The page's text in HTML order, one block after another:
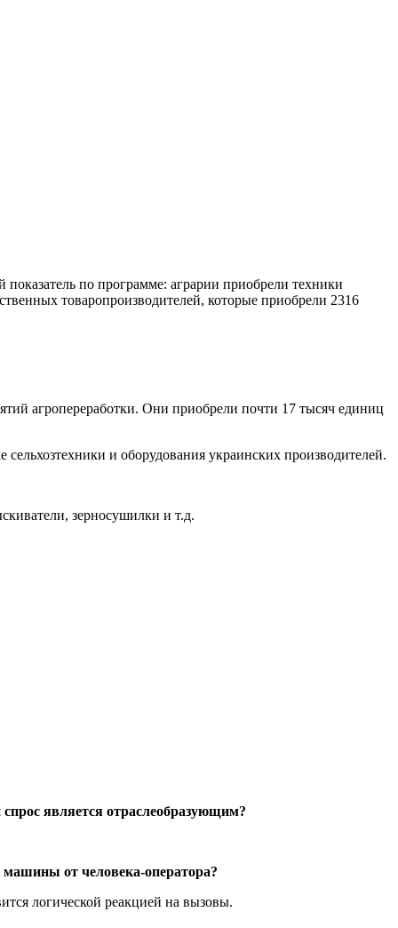
по программе: аграрии приобрели техники
товаропроизводителей, которые приобрели 2316
агропереработки. Они приобрели почти 17 тысяч единиц
и оборудования украинских производителей.
зерносушилки и т.д.
является отраслеобразующим?
машины от человека-оператора?
логической реакцией на вызовы.